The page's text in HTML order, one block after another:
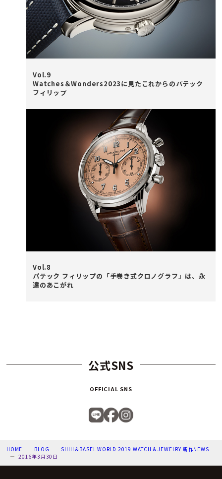
Vol.9
Watches＆Wonders2023に見たこれからのパテック
フィリップ
Vol.8
パテック フィリップの「手巻き式クロノグラフ」は、永
遠のあこがれ
公式SNS
OFFICIAL SNS
HOME BLOG
SIHH＆BASEL WORLD 2019 WATCH & JEWELRY 新作NEWS
2016年3月30日